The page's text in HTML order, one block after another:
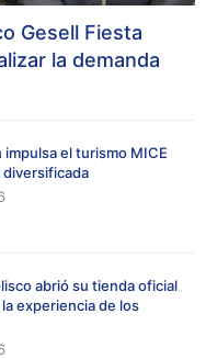
Gesell Fiesta
la demanda
el turismo MICE
abrió su tienda oficial
experiencia de los